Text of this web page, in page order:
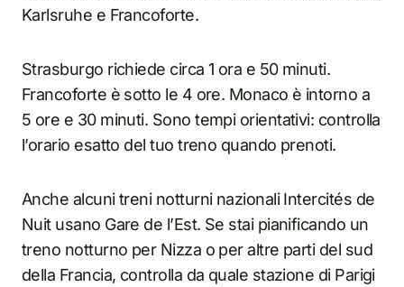
Karlsruhe e Francoforte.
Strasburgo richiede circa 1 ora e 50 minuti.
Francoforte è sotto le 4 ore. Monaco è intorno a
5 ore e 30 minuti. Sono tempi orientativi: controlla
l’orario esatto del tuo treno quando prenoti.
Anche alcuni treni notturni nazionali Intercités de
Nuit usano Gare de l’Est. Se stai pianificando un
treno notturno per Nizza o per altre parti del sud
della Francia, controlla da quale stazione di Parigi